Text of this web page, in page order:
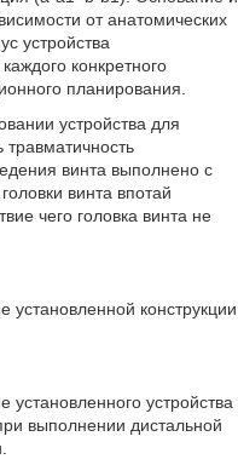
от анатомических
устройства
конкретного
планирования.
устройства для
травматичность
винта выполнено с
винта впотай
чего головка винта не
конструкции
устройства
выполнении дистальной